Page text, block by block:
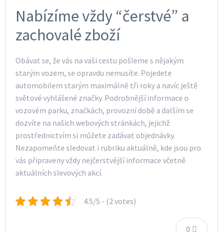
Nabízíme vždy “čerstvé” a
zachovalé zboží
Obávat se, že vás na vaši cestu pošleme s nějakým
starým vozem, se opravdu nemusíte. Pojedete
automobilem starým maximálně tři roky a navíc ještě
světové vyhlášené značky. Podrobnější informace o
vozovém parku, značkách, provozní době a dalším se
dozvíte na našich webových stránkách, jejichž
prostřednictvím si můžete zadávat objednávky.
Nezapomeňte sledovat i rubriku aktuálně, kde jsou pro
vás připraveny vždy nejčerstvější informace včetně
aktuálních slevových akcí.
4.5/5 - (2 votes)
0